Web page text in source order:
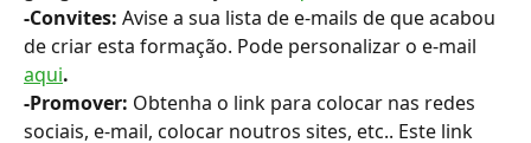
-Convites: Avise a sua lista de e-mails de que acabou
de criar esta formação. Pode personalizar o e-mail
aqui.
-Promover: Obtenha o link para colocar nas redes
sociais, e-mail, colocar noutros sites, etc.. Este link